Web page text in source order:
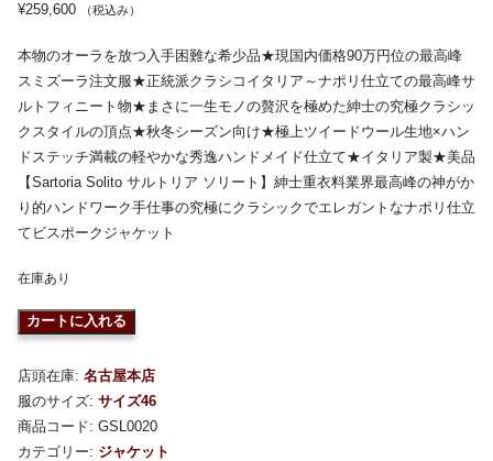
¥259,600 （税込み）
本物のオーラを放つ入手困難な希少品★現国内価格90万円位の最高峰
スミズーラ注文服★正統派クラシコイタリア～ナポリ仕立ての最高峰サ
ルトフィニート物★まさに一生モノの贅沢を極めた紳士の究極クラシッ
クスタイルの頂点★秋冬シーズン向け★極上ツイードウール生地×ハン
ドステッチ満載の軽やかな秀逸ハンドメイド仕立て★イタリア製★美品
【Sartoria Solito サルトリア ソリート】紳士重衣料業界最高峰の神がか
り的ハンドワーク手仕事の究極にクラシックでエレガントなナポリ仕立
てビスポークジャケット
在庫あり
カートに入れる
店頭在庫: 名古屋本店
服のサイズ: サイズ46
商品コード: GSL0020
カテゴリー: ジャケット